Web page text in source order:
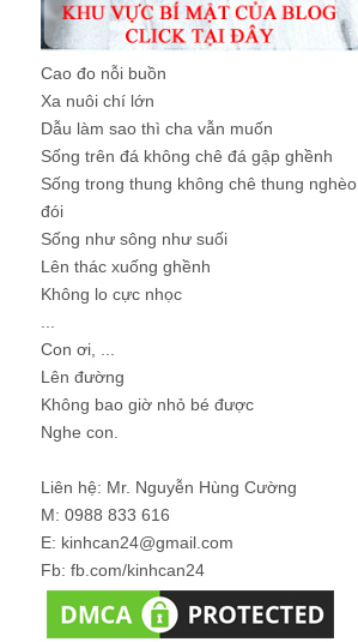
Cao đo nỗi buồn
Xa nuôi chí lớn
Dẫu làm sao thì cha vẫn muốn
Sống trên đá không chê đá gập ghềnh
Sống trong thung không chê thung nghèo
đói
Sống như sông như suối
Lên thác xuống ghềnh
Không lo cực nhọc
Con ơi, ...
Lên đường
Không bao giờ nhỏ bé được
Nghe con.
Liên hệ: Mr. Nguyễn Hùng Cường
M: 0988 833 616
E: kinhcan24@gmail.com
Fb: fb.com/kinhcan24